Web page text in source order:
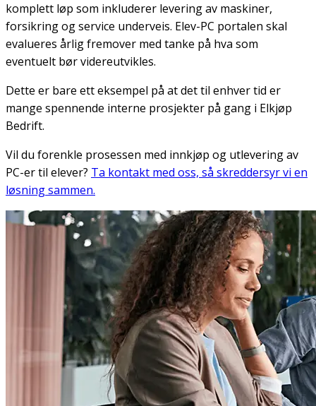
komplett løp som inkluderer levering av maskiner,
forsikring og service underveis. Elev-PC portalen skal
evalueres årlig fremover med tanke på hva som
eventuelt bør videreutvikles.
Dette er bare ett eksempel på at det til enhver tid er
mange spennende interne prosjekter på gang i Elkjøp
Bedrift.
Vil du forenkle prosessen med innkjøp og utlevering av
PC-er til elever? Ta kontakt med oss, så skreddersyr vi en
løsning sammen.